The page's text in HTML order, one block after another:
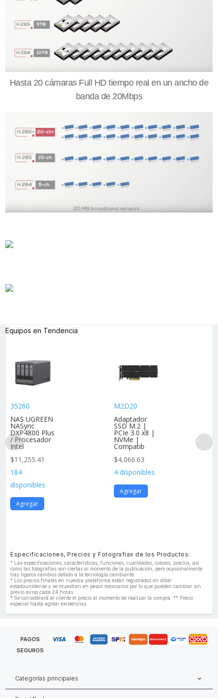
Hasta 20 cámaras Full HD tiempo real en un ancho de
banda de 20Mbps
Equipos en Tendencia
35260
NAS UGREEN
NASync
DXP4800 Plus
/ Procesador
Intel
$11,255.41
184
disponibles
Agregar
M2D20
Adaptador
SSD M.2 |
PCIe 3.0 x8 |
NVMe |
Compatib
$4,066.63
4 disponibles
Agregar
Especificaciones, Precios y Fotografías de los Productos:
* Las especificaciones, características, funciones, cualidades, colores, precios, así
como las fotografías son ciertas al momento de la publicación, pero ocasionalmente
hay ligeros cambios debido a la tecnología cambiante.
* Los precios finales en nuestra plataforma están registrados en dólar
estadounidense y se muestran en pesos mexicanos por lo que pueden cambiar sin
previo aviso cada 24 horas.
* Se considerará al cliente el precio al momento de realizar la compra. ** Precio
especial hasta agotar existencias.
PAGOS
SEGUROS
Categorías principales